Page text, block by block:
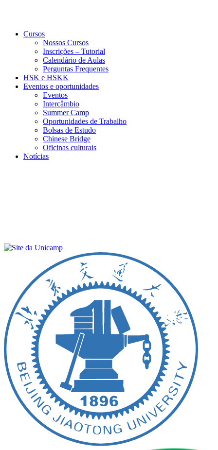
Cursos
Nossos Cursos
Inscrições – Tutorial
Calendário de Aulas
Perguntas Frequentes
HSK e HSKK
Eventos e oportunidades
Eventos
Intercâmbio
Summer Camp
Oportunidades de Trabalho
Bolsas de Estudo
Chinese Bridge
Oficinas culturais
Notícias